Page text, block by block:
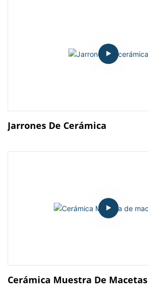
Jarrones De Cerámica
Cerámica Muestra De Macetas